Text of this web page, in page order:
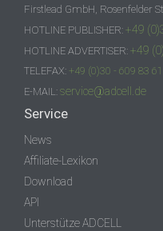
Firstlead GmbH, Rosenfelder
HOTLINE PUBLISHER: +49
HOTLINE ADVERTISER: +49
TELEFAX: +49 (0)30 - 609 83
E-MAIL: service@adcell.de
Service
News
Affiliate-Lexikon
Download
API
Unterstütze ADCELL